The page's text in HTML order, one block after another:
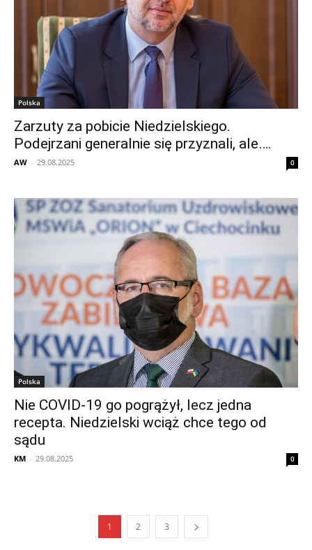
Polska
Zarzuty za pobicie Niedzielskiego.
Podejrzani generalnie się przyznali, ale….
AW - 29.08.2025 0
Polska
Nie COVID-19 go pogrążył, lecz jedna
recepta. Niedzielski wciąż chce tego od
sądu
KM - 29.08.2025 0
1 2 3